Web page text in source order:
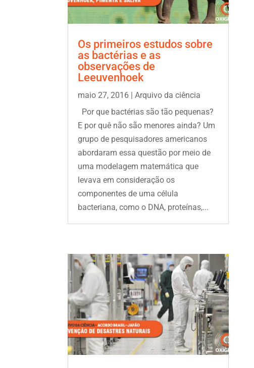
Os primeiros estudos sobre
as bactérias e as
observações de
Leeuvenhoek
maio 27, 2016 |Arquivo da ciência
Por que bactérias são tão pequenas?
E por quê não são menores ainda? Um
grupo de pesquisadores americanos
abordaram essa questão por meio de
uma modelagem matemática que
levava em consideração os
componentes de uma célula
bacteriana, como o DNA, proteínas,...